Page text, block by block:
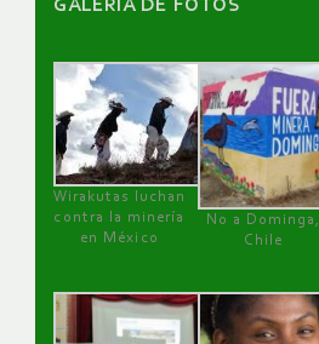
GALERÌA DE FOTOS
Wirakutas luchan
contra la minería
en México
No a Dominga,
Chile